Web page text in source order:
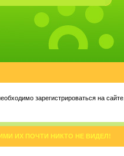
зарегистрироваться на сайте.
ИХ ПОЧТИ НИКТО НЕ ВИДЕЛ!